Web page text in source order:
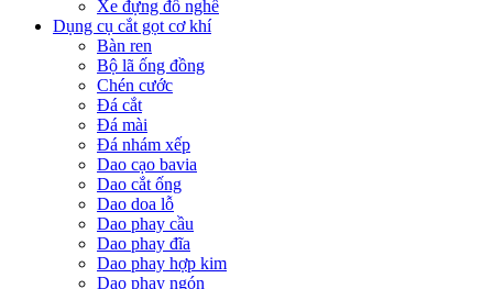
Xe đựng đồ nghề
Dụng cụ cắt gọt cơ khí
Bàn ren
Bộ lã ống đồng
Chén cước
Đá cắt
Đá mài
Đá nhám xếp
Dao cạo bavia
Dao cắt ống
Dao doa lỗ
Dao phay cầu
Dao phay đĩa
Dao phay hợp kim
Dao phay ngón